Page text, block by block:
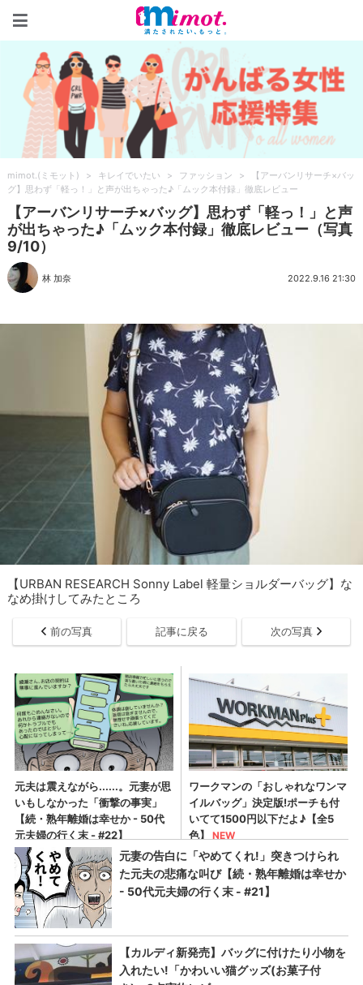
mimot.(ミモット) > キレイでいたい > ファッション >
【アーバンリサーチ×バッ
グ】思わず「軽っ！」と声が出ちゃった♪「ムック本付録」徹底レビュー
【アーバンリサーチ×バッグ】思わず「軽っ！」と声
が出ちゃった♪「ムック本付録」徹底レビュー（写真
9/10）
林 加奈 2022.9.16 21:30
【URBAN RESEARCH Sonny Label 軽量ショルダーバッグ】な
なめ掛けしてみたところ
前の写真 記事に戻る 次の写真